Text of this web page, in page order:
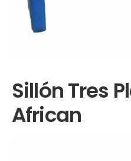
Sillón Tres
African